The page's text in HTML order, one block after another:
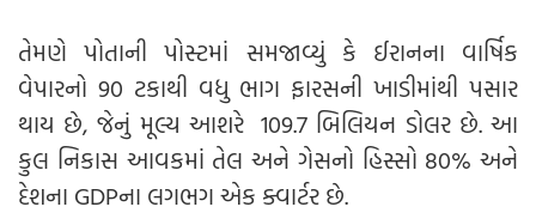
તેમણે પોતાની પોસ્ટમાં સમજાવ્યું કે ઈરાનના વાર્ષિક
વેપારનો 90 ટકાથી વધુ ભાગ ફારસની ખાડીમાંથી પસાર
થાય છે, જેનું મૂલ્ય આશરે 109.7 બિલિયન ડોલર છે. આ
કુલ નિકાસ આવકમાં તેલ અને ગેસનો હિસ્સો 80% અને
દેશના GDPના લગભગ એક ક્વાર્ટર છે.